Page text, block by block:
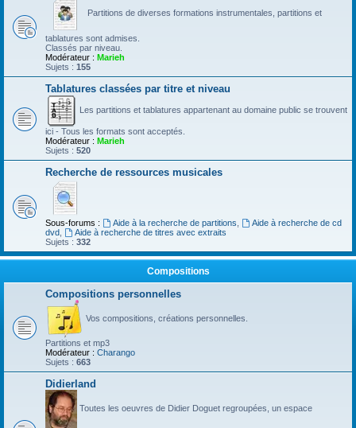
Partitions de diverses formations instrumentales, partitions et
tablatures sont admises.
Classés par niveau.
Modérateur : Marieh
Sujets : 155
Tablatures classées par titre et niveau
Les partitions et tablatures appartenant au domaine public se trouvent
ici - Tous les formats sont acceptés.
Modérateur : Marieh
Sujets : 520
Recherche de ressources musicales
Sous-forums : Aide à la recherche de partitions
Aide à recherche de cd
dvd
Aide à recherche de titres avec extraits
Sujets : 332
Compositions
Compositions personnelles
Vos compositions, créations personnelles.
Partitions et mp3
Modérateur : Charango
Sujets : 663
Didierland
Toutes les oeuvres de Didier Doguet regroupées, un espace